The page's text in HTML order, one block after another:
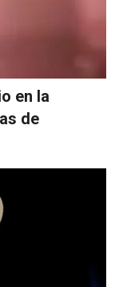
en la
de